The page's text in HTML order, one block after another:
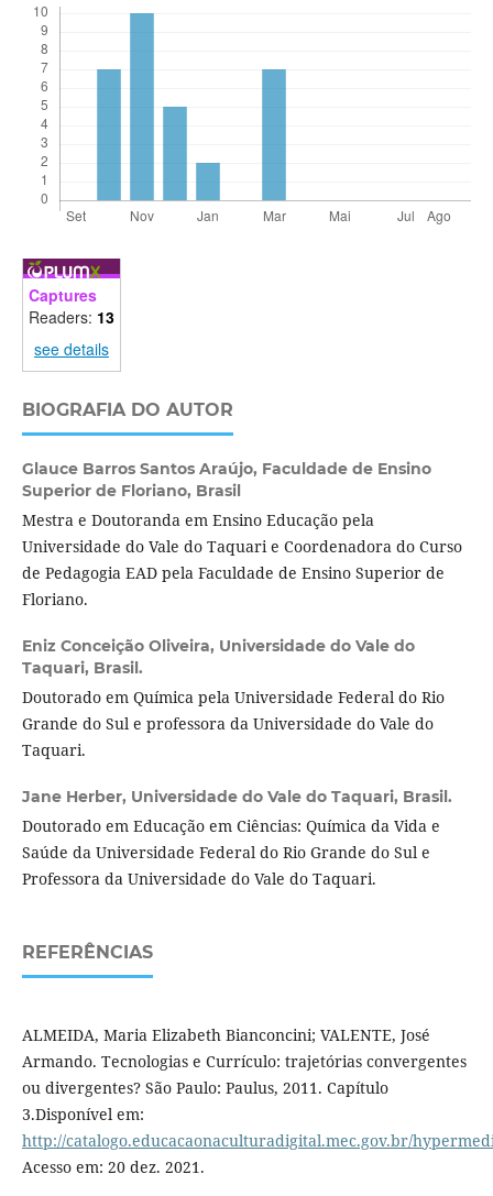
Captures
Readers: 13
see details
BIOGRAFIA DO AUTOR
Glauce Barros Santos Araújo, Faculdade de Ensino
Superior de Floriano, Brasil
Mestra e Doutoranda em Ensino Educação pela
Universidade do Vale do Taquari e Coordenadora do Curso
de Pedagogia EAD pela Faculdade de Ensino Superior de
Floriano.
Eniz Conceição Oliveira, Universidade do Vale do
Taquari, Brasil.
Doutorado em Química pela Universidade Federal do Rio
Grande do Sul e professora da Universidade do Vale do
Taquari.
Jane Herber, Universidade do Vale do Taquari, Brasil.
Doutorado em Educação em Ciências: Química da Vida e
Saúde da Universidade Federal do Rio Grande do Sul e
Professora da Universidade do Vale do Taquari.
REFERÊNCIAS
ALMEIDA, Maria Elizabeth Bianconcini; VALENTE, José
Armando. Tecnologias e Currículo: trajetórias convergentes
ou divergentes? São Paulo: Paulus, 2011. Capítulo
3.Disponível em:
http://catalogo.educacaonaculturadigital.mec.gov.br/
Acesso em: 20 dez. 2021.